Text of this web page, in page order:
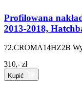
Profilowana
2013-2018,
72.CROMA14HZ2B
310,- zł
Kupić